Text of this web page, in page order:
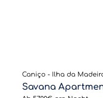
Caniço - Ilha da
Savana